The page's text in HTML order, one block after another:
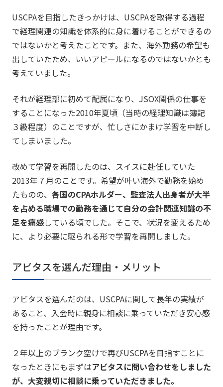
USCPAを目指したきっかけは、USCPAを取得する過程
で経理関連の知識を体系的に身に着けることができるの
ではないかと考えたことです。また、海外勤務の希望も
出していたため、いいアピールになるのではないかとも
考えていました。
それが経理部に初めて配属になり、JSOX関係の仕事を
することになった2010年夏頃（当時の経理知識は簿記
３級程度）のことですが、忙しさにかまけ学習を中断し
てしまいました。
改めて学習を再開したのは、スイスに赴任していた
2013年７月のことです。希望が叶い海外で勤務を始め
たものの、 各国のCPAホルダー、監査法人出身者が大半
を占める職場での勤務を通じて自分の会計関連知識の不
足を痛感している頃でした。そこで、状況を変えるため
に、より必要に駆られる形で学習を再開しました。
アビタスを選んだ理由・メリット
アビタスを選んだのは、USCPAに関して長年の実績が
あること、入会時に親身に相談に乗っていただき安心感
を持ったことが理由です。
２年以上のブランク空けで再びUSCPAを目指すことに
なったときにもまずはアビタスに問い合わせをしました
が、大変親切に相談に乗っていただきました。